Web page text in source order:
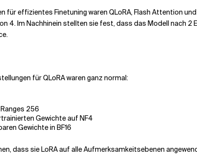
für effizientes Finetuning waren QLoRA, Flash Attention
4. Im Nachhinein stellten sie fest, dass das Modell nach
für QLoRA waren ganz normal:
256
Gewichte auf NF4
Gewichte in BF16
dass sie LoRA auf alle Aufmerksamkeitsebenen